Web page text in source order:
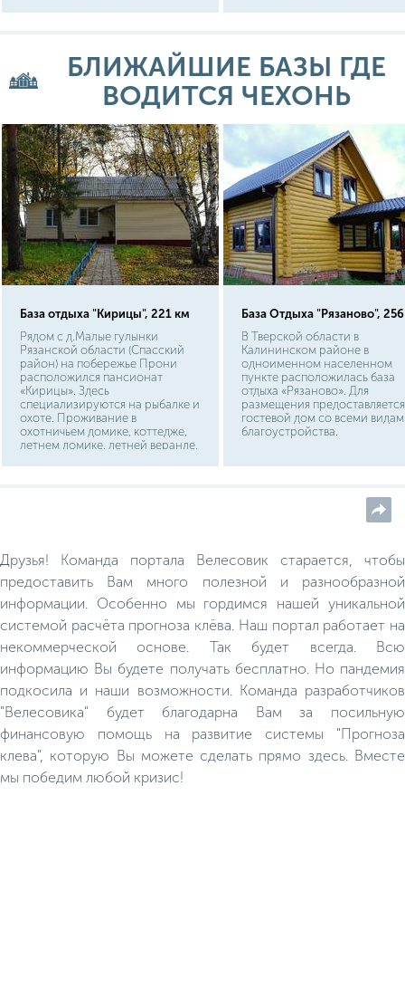
Нижнем Новгороде впадает в
Волгу. На просторах Оки
любому рыбаку просто
питьевой водой всю Москву.
Сегодня водоем популярен у
гостей и жителей не только
столицы, но и всей области.
водохранилище заслуживает
отдельного рассказа.
БЛИЖАЙШИЕ БАЗЫ ГДЕ
ВОДИТСЯ ЧЕХОНЬ
База отдыха "Кирицы", 221 км
Рядом с д.Малые гулынки
Рязанской области (Спасский
район) на побережье Прони
расположился пансионат
«Кирицы». Здесь
специализируются на рыбалке и
охоте. Проживание в
охотничьем домике, коттедже,
летнем домике, летней веранде,
База Отдыха "Рязаново",
В Тверской области в
Калининском районе в
одноименном населенном
пункте расположилась база
отдыха «Рязаново». Для
размещения предоставляется
гостевой дом со всеми
благоустройства.
Друзья! Команда портала Велесовик старается, чтобы
предоставить Вам много полезной и разнообразной
информации. Особенно мы гордимся нашей уникальной
системой расчёта прогноза клёва. Наш портал работает на
некоммерческой основе. Так будет всегда. Всю
информацию Вы будете получать бесплатно. Но пандемия
подкосила и наши возможности. Команда разработчиков
"Велесовика" будет благодарна Вам за посильную
финансовую помощь на развитие системы "Прогноза
клева", которую Вы можете сделать прямо здесь. Вместе
мы победим любой кризис!